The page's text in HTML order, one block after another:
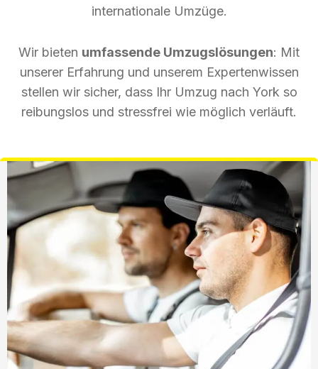
internationale Umzüge.
Wir bieten umfassende Umzugslösungen: Mit
unserer Erfahrung und unserem Expertenwissen
stellen wir sicher, dass Ihr Umzug nach York so
reibungslos und stressfrei wie möglich verläuft.